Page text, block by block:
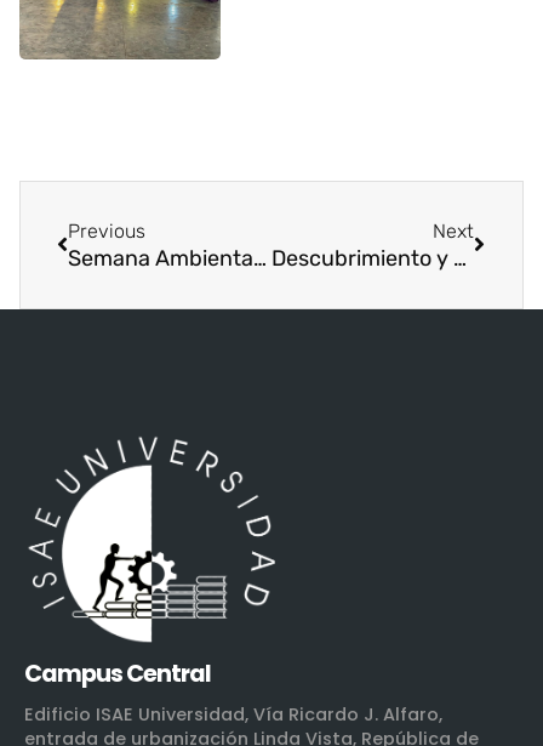
Previous
Semana Ambiental en ISAE Universidad
Next
Descubrimiento y Conmemoración: Exitosa Expedición al Cerro Pechito Parado
Campus Central
Edificio ISAE Universidad, Vía Ricardo J. Alfaro,
entrada de urbanización Linda Vista, República de